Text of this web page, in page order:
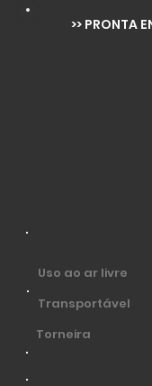
>> PRONTA
Uso ao ar livre
Transportável
Torneira